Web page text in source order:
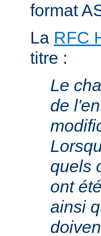
format
La RFC
titre :
Le
de
quels
ont
ainsi